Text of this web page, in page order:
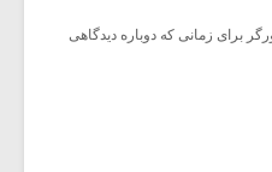
برای زمانی که دوباره دیدگاهی